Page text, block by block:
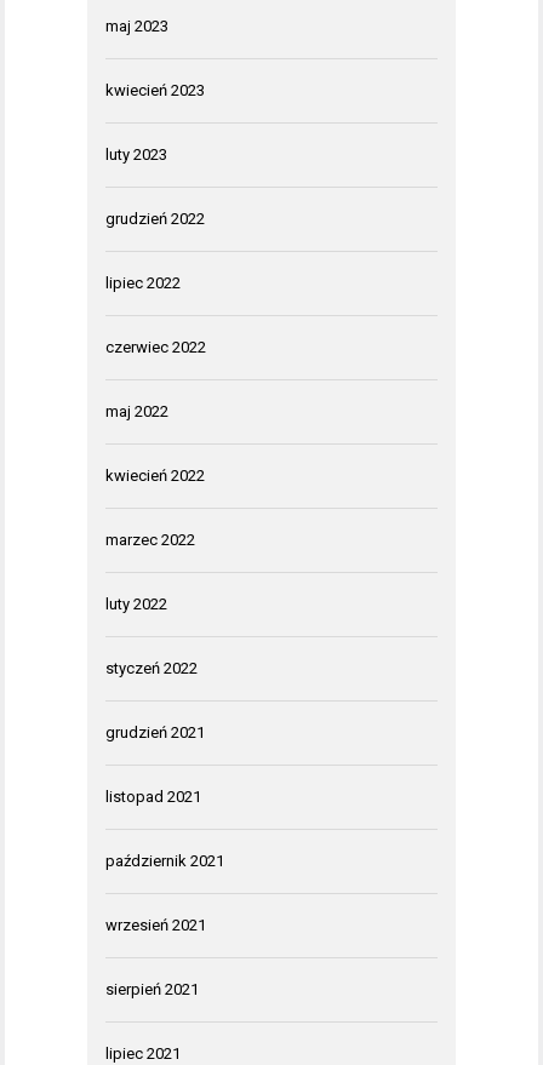
maj 2023
kwiecień 2023
luty 2023
grudzień 2022
lipiec 2022
czerwiec 2022
maj 2022
kwiecień 2022
marzec 2022
luty 2022
styczeń 2022
grudzień 2021
listopad 2021
październik 2021
wrzesień 2021
sierpień 2021
lipiec 2021